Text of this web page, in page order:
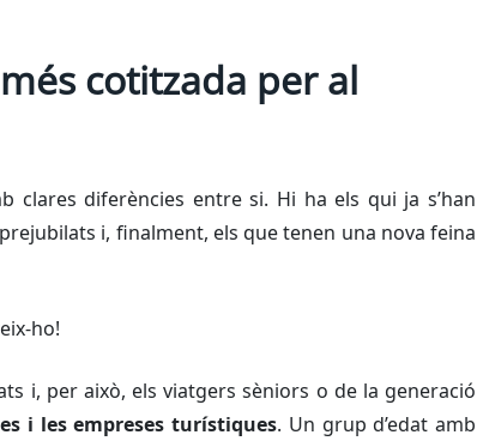
cotitzada per al
clares diferències entre si. Hi ha els qui ja s’han
i, finalment, els que tenen una nova feina
ho!
i, per això, els viatgers sèniors o de la generació
i les empreses turístiques. Un grup d’edat amb